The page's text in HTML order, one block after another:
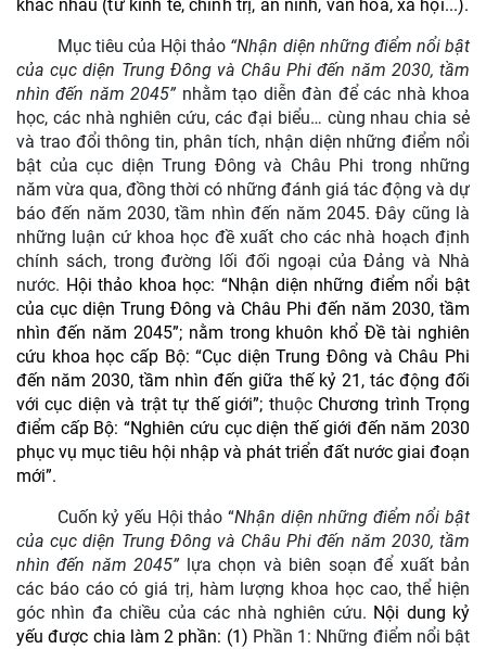
khác nhau (từ kinh tế, chính trị, an ninh, văn hoá, xã hội...).
Mục tiêu của Hội thảo “Nhận diện những điểm nổi bật
của cục diện Trung Đông và Châu Phi đến năm 2030, tầm
nhìn đến năm 2045” nhằm tạo diễn đàn để các nhà khoa
học, các nhà nghiên cứu, các đại biểu… cùng nhau chia sẻ
và trao đổi thông tin, phân tích, nhận diện những điểm nổi
bật của cục diện Trung Đông và Châu Phi trong những
năm vừa qua, đồng thời có những đánh giá tác động và dự
báo đến năm 2030, tầm nhìn đến năm 2045. Đây cũng là
những luận cứ khoa học đề xuất cho các nhà hoạch định
chính sách, trong đường lối đối ngoại của Đảng và Nhà
nước. Hội thảo khoa học: “Nhận diện những điểm nổi bật
của cục diện Trung Đông và Châu Phi đến năm 2030, tầm
nhìn đến năm 2045”; nằm trong khuôn khổĐề tài nghiên
cứu khoa học cấp Bộ: “Cục diện Trung Đông và Châu Phi
đến năm 2030, tầm nhìn đến giữa thế kỷ 21, tác động đối
với cục diện và trật tự thế giới”; thuộc Chương trình Trọng
điểm cấp Bộ:“Nghiên cứu cục diện thế giới đến năm 2030
phục vụ mục tiêu hội nhập và phát triển đất nước giai đoạn
mới”.
Cuốn kỷ yếu Hội thảo “Nhận diện những điểm nổi bật
của cục diện Trung Đông và Châu Phi đến năm 2030, tầm
nhìn đến năm 2045” lựa chọn và biên soạn để xuất bản
các báo cáo có giá trị, hàm lượng khoa học cao, thể hiện
góc nhìn đa chiều của các nhà nghiên cứu. Nội dung kỷ
yếu được chia làm 2 phần: (1) Phần 1: Những điểm nổi bật